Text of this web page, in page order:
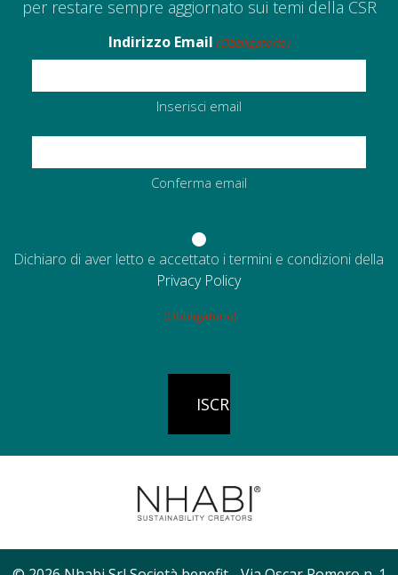
per restare sempre aggiornato sui temi della CSR
Indirizzo Email (Obbligatorio)
Inserisci email
Conferma email
Consenso
(Obbligatorio)
Dichiaro di aver letto e accettato i termini e condizioni della
Privacy Policy
(Obbligatorio)